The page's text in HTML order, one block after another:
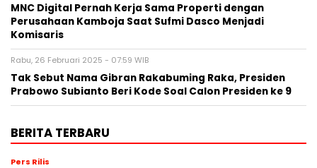
MNC Digital Pernah Kerja Sama Properti dengan
Perusahaan Kamboja Saat Sufmi Dasco Menjadi
Komisaris
Rabu, 26 Februari 2025 - 07:59 WIB
Tak Sebut Nama Gibran Rakabuming Raka, Presiden
Prabowo Subianto Beri Kode Soal Calon Presiden ke 9
BERITA TERBARU
Pers Rilis